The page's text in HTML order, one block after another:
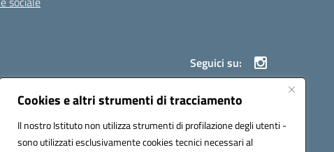
Cookies e altri strumenti di tracciamento
Il nostro Istituto non utilizza strumenti di profilazione degli utenti -
sono utilizzati esclusivamente cookies tecnici necessari al
Seguici su: